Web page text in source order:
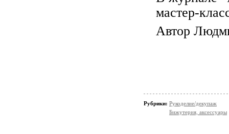
мастер-
Автор
Рубрики: Рукоделие/декупаж
Бижутерия, аксессуары